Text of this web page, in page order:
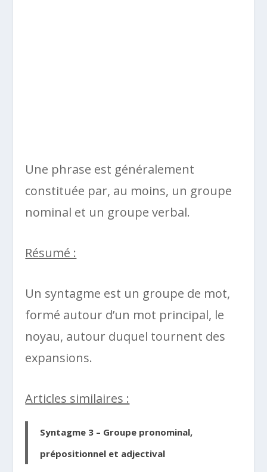
Une phrase est généralement
constituée par, au moins, un groupe
nominal et un groupe verbal.
Résumé :
Un syntagme est un groupe de mot,
formé autour d’un mot principal, le
noyau, autour duquel tournent des
expansions.
Articles similaires :
Syntagme 3 – Groupe pronominal,
prépositionnel et adjectival